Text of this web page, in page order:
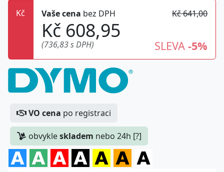
Kč
Vaše cena bez DPH Kč 641,00
Kč 608,95
(736,83 s DPH) SLEVA -5%
VO cena po registraci
obvykleskladem nebo 24h [?]